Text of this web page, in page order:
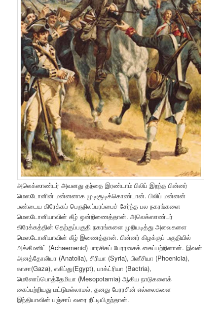
அலெக்ஸாண்டர் அவனது தந்தை இரண்டாம் பிலிப் இறந்த பின்னர்
மெஸடோனின் மன்னனாக முடிசூடிக்கொண்டான். பிலிப் மன்னன்
பண்டைய கிரேக்கப் பெருநிலப்பரப்பைச் சேர்ந்த பல நகரங்களை
மெஸடோனியாவின் கீழ் ஒன்றிணைத்தான். அலெக்ஸாண்டர்
கிரேக்கத்தின் தெற்குப்பகுதி நகரங்களை முறியடித்து அவைகளை
மெஸடோனியாவின் கீழ் இணைத்தான். பின்னர் கிழக்குப் பகுதியில்
அக்கீமனிட் (Achaemenid) பாரசிகப் பேரரசைக் கைப்பற்றினான். இவன்
அனத்தோலியா (Anatolia), சிரியா (Syria), பினீசியா (Phoenicia),
காசா(Gaza), எகிப்து(Egypt), பாக்ட்ரியா (Bactria),
மெஸோப்பொத்தேமியா (Mesopotamia) ஆகிய நாடுகளைக்
கைப்பற்றியது மட்டுமல்லாமல், தனது பேரரசின் எல்லைகளை
இந்தியாவின் பஞ்சாப் வரை நீட்டியிருந்தான்.